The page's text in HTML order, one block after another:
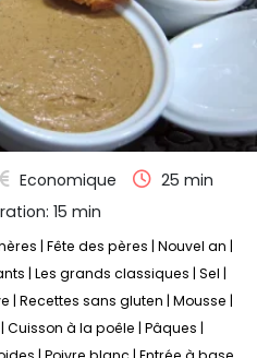
Economique
25 min
15 min
Fête des pères Nouvel an
Les grands classiques Sel
Recettes sans gluten Mousse
Cuisson à la poêle Pâques